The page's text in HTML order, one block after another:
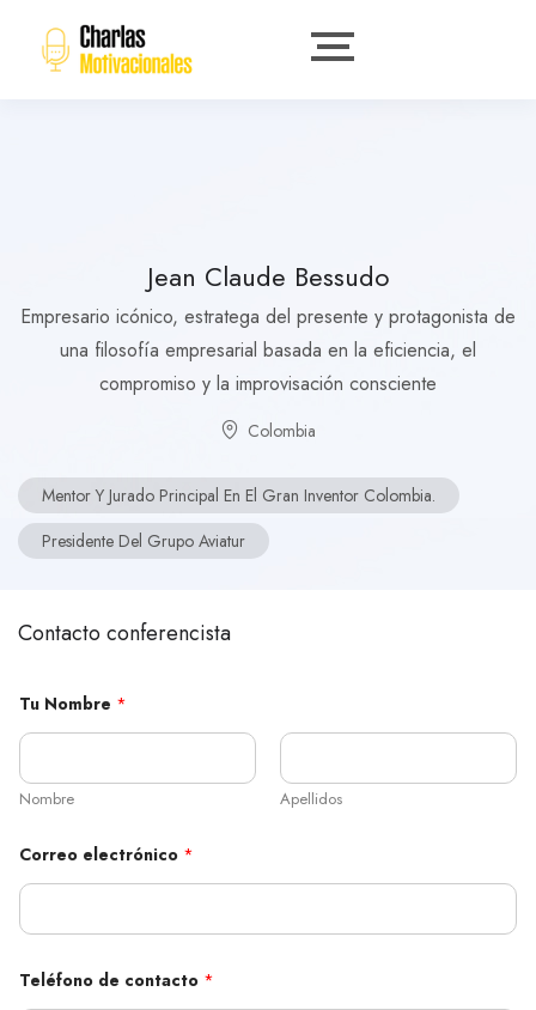
Jean Claude Bessudo
Empresario icónico, estratega del presente y protagonista de
una filosofía empresarial basada en la eficiencia, el
compromiso y la improvisación consciente
Colombia
Mentor Y Jurado Principal En El Gran Inventor Colombia.
Presidente Del Grupo Aviatur
Contacto conferencista
Tu Nombre *
Nombre Apellidos
Correo electrónico *
o
Teléfono de contacto *